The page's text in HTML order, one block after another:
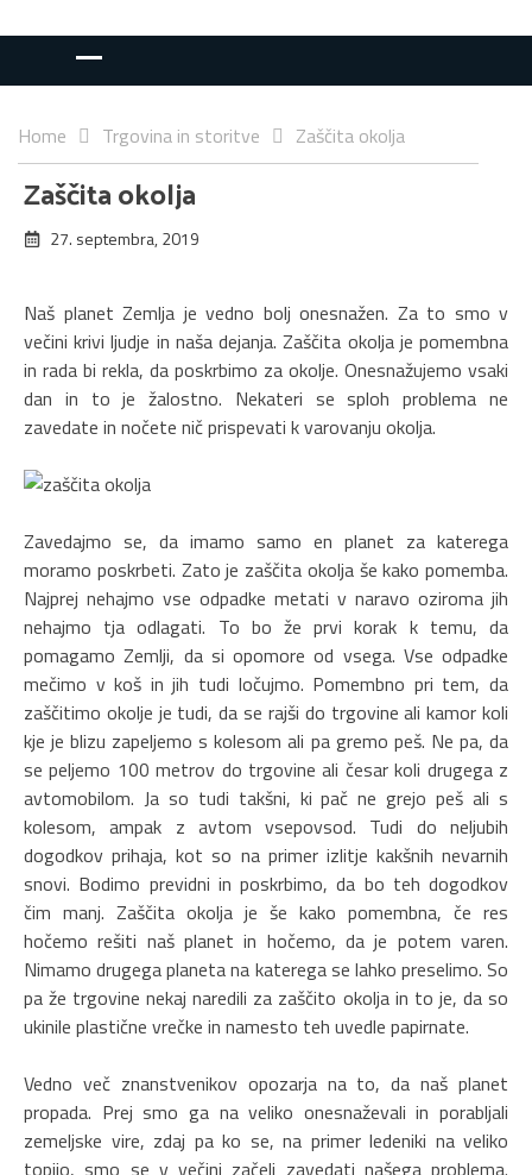
Home Trgovina in storitve Zaščita okolja
Zaščita okolja
27. septembra, 2019
Naš planet Zemlja je vedno bolj onesnažen. Za to smo v
večini krivi ljudje in naša dejanja. Zaščita okolja je pomembna
in rada bi rekla, da poskrbimo za okolje. Onesnažujemo vsaki
dan in to je žalostno. Nekateri se sploh problema ne
zavedate in nočete nič prispevati k varovanju okolja.
Zavedajmo se, da imamo samo en planet za katerega
moramo poskrbeti. Zato je zaščita okolja še kako pomemba.
Najprej nehajmo vse odpadke metati v naravo oziroma jih
nehajmo tja odlagati. To bo že prvi korak k temu, da
pomagamo Zemlji, da si opomore od vsega. Vse odpadke
mečimo v koš in jih tudi ločujmo. Pomembno pri tem, da
zaščitimo okolje je tudi, da se rajši do trgovine ali kamor koli
kje je blizu zapeljemo s kolesom ali pa gremo peš. Ne pa, da
se peljemo 100 metrov do trgovine ali česar koli drugega z
avtomobilom. Ja so tudi takšni, ki pač ne grejo peš ali s
kolesom, ampak z avtom vsepovsod. Tudi do neljubih
dogodkov prihaja, kot so na primer izlitje kakšnih nevarnih
snovi. Bodimo previdni in poskrbimo, da bo teh dogodkov
čim manj. Zaščita okolja je še kako pomembna, če res
hočemo rešiti naš planet in hočemo, da je potem varen.
Nimamo drugega planeta na katerega se lahko preselimo. So
pa že trgovine nekaj naredili za zaščito okolja in to je, da so
ukinile plastične vrečke in namesto teh uvedle papirnate.
Vedno več znanstvenikov opozarja na to, da naš planet
propada. Prej smo ga na veliko onesnaževali in porabljali
zemeljske vire, zdaj pa ko se, na primer ledeniki na veliko
topijo, smo se v večini začeli zavedati našega problema.